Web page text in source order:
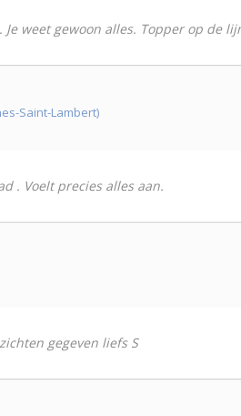
weet gewoon alles. Topper op de
Saint-Lambert)
. Voelt precies alles aan.
gegeven liefs S